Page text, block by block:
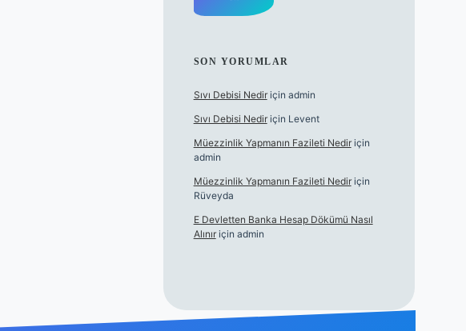
SON YORUMLAR
Sıvı Debisi Nediriçin admin
Sıvı Debisi Nediriçin Levent
Müezzinlik Yapmanın Fazileti Nediriçin
admin
Müezzinlik Yapmanın Fazileti Nediriçin
Rüveyda
E Devletten Banka Hesap Dökümü Nasıl
Alınıriçin admin